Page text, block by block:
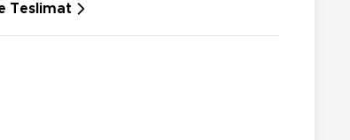
Teslimat